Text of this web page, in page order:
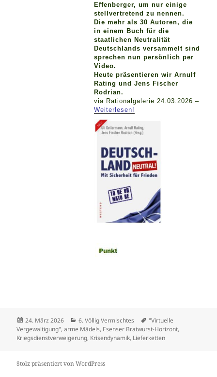
Effenberger, um nur einige
stellvertretend zu nennen.
Die mehr als 30 Autoren, die
in einem Buch für die
staatlichen Neutralität
Deutschlands versammelt sind
sprechen nun persönlich per
Video.
Heute präsentieren wir Arnulf
Rating und Jens Fischer
Rodrian.
via Rationalgalerie 24.03.2026 –
Weiterlesen!
Veröffentlicht
am
24. März 2026 Kategorien
6. Völlig Vermischtes Schlagwörter
"Virtuelle
Vergewaltigung",arme Mädels, Esenser Bratwurst-Horizont,
Kriegsdienstverweigerung, Krisendynamik, Lieferketten
Stolz präsentiert von WordPress